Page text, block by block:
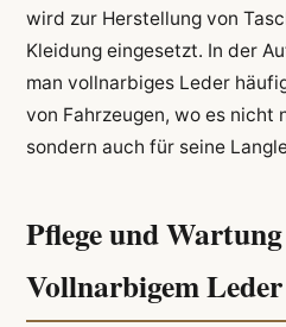
wird zur Herstellung von
Kleidung eingesetzt. In der
man vollnarbiges Leder
von Fahrzeugen, wo es nicht
sondern auch für seine
Pflege und
Vollnarbigem Leder